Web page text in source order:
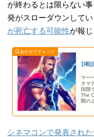
が終わるとは限らない
発がスローダウンして
が死亡する可能性が報じ
【噂
マー
ネマ
段階
The
開の
シネマコンで発表され